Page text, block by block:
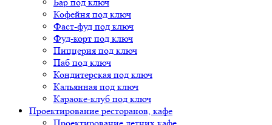
Кофейня под ключ
Фаст-фуд под ключ
Фуд-корт под ключ
Пиццерия под ключ
Паб под ключ
Кондитерская под ключ
Кальянная под ключ
Караоке-клуб под ключ
Проектирование ресторанов, кафе